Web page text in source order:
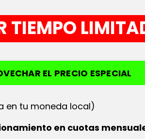
TIEMPO
EL PRECIO ESPECIAL
en tu moneda local)
en cuotas